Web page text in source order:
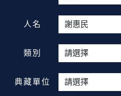
人名
類別
典藏單位